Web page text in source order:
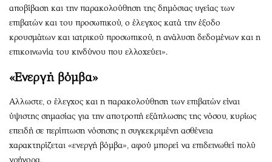
αποβίβαση και την παρακολούθηση της δημόσιας υγείας των
επιβατών και του προσωπικού, ο έλεγχος κατά την έξοδο
κρουσμάτων και ιατρικού προσωπικού, η ανάλυση δεδομένων και η
επικοινωνία του κινδύνου που ελλοχεύει».
«Ενεργή βόμβα»
Αλλωστε, ο έλεγχος και η παρακολούθηση των επιβατών είναι
ύψιστης σημασίας για την αποτροπή εξάπλωσης της νόσου, κυρίως
επειδή σε περίπτωση νόσησης η συγκεκριμένη ασθένεια
χαρακτηρίζεται «ενεργή βόμβα», αφού μπορεί να επιδεινωθεί πολύ
γρήγορα.